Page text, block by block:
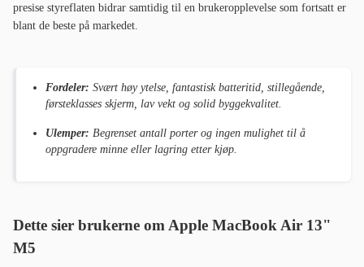
presise styreflaten bidrar samtidig til en brukeropplevelse som fortsatt er
blant de beste på markedet.
Fordeler: Svært høy ytelse, fantastisk batteritid, stillegående,
førsteklasses skjerm, lav vekt og solid byggekvalitet.
Ulemper: Begrenset antall porter og ingen mulighet til å
oppgradere minne eller lagring etter kjøp.
Dette sier brukerne om Apple MacBook Air 13"
M5